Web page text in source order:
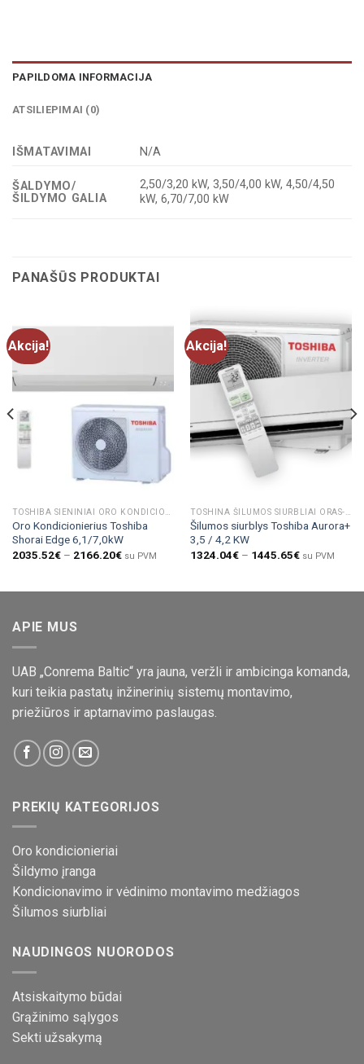
PAPILDOMA INFORMACIJA
ATSILIEPIMAI (0)
IŠMATAVIMAI N/A
ŠALDYMO/
ŠILDYMO GALIA
2,50/3,20 kW, 3,50/4,00 kW, 4,50/4,50
kW, 6,70/7,00 kW
PANAŠŪS PRODUKTAI
Akcija!
Oro Kondicionierius Toshiba
Shorai Edge 6,1/7,0kW
2035.52€– 2166.20€ su PVM
Akcija!
Šilumos siurblys Toshiba Aurora+
3,5 / 4,2 KW
1324.04€– 1445.65€ su PVM
APIE MUS
UAB „Conrema Baltic“ yra jauna, veržli ir ambicinga komanda,
kuri teikia pastatų inžinerinių sistemų montavimo,
priežiūros ir aptarnavimo paslaugas.
PREKIŲ KATEGORIJOS
Oro kondicionieriai
Šildymo įranga
Kondicionavimo ir vėdinimo montavimo medžiagos
Šilumos siurbliai
NAUDINGOS NUORODOS
Atsiskaitymo būdai
Grąžinimo sąlygos
Sekti užsakymą